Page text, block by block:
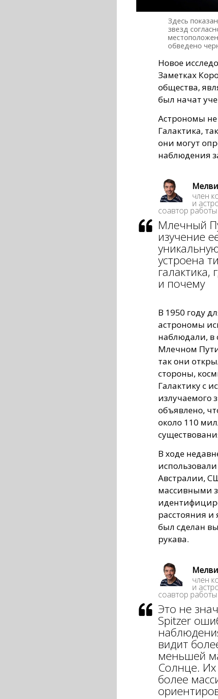
Здесь
звезд
обведено
Новое
Заметках
общества,
был начат
Астрономы
Галактика,
они могут
наблюдения
член
и
соавтор работы
Млечный
изучение
устроена
галактика,
и почему
В 1950 году
астрономы
наблюдали, в
Млечном
так они
стороны,
Галактику с
излучаемого
объявлено,
около 110
В ходе
Австралии,
массивными
расстояния и
был сделан
рукава.
член
и
соавтор работы
Это не
Spitzer
видит
меньшей
Солнце.
более